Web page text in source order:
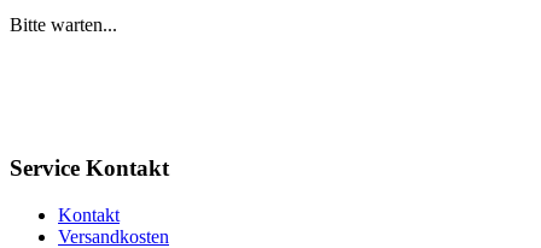
Bitte warten...
Service Kontakt
Kontakt
Versandkosten